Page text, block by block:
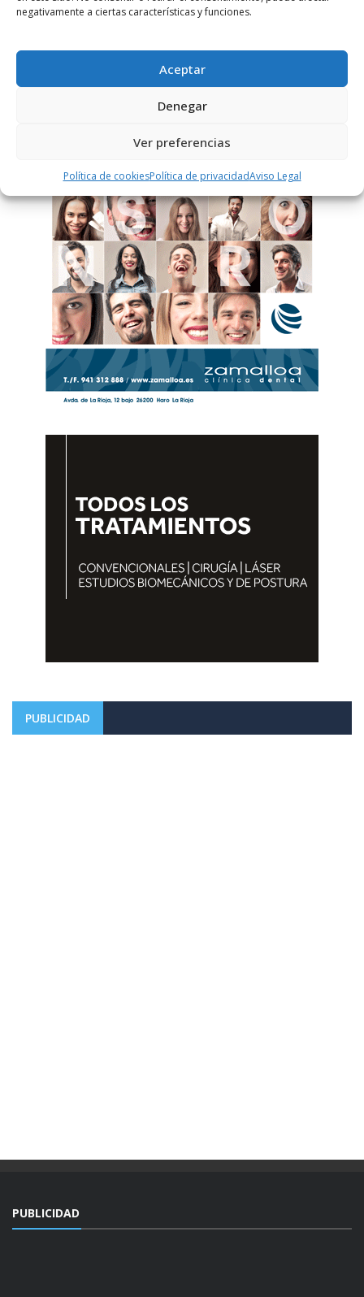
negativamente a ciertas características y funciones.
Aceptar
Denegar
Ver preferencias
Política de cookiesPolítica de privacidadAviso Legal
cómo se procesan los datos de tus comentarios.
PUBLICIDAD
PUBLICIDAD